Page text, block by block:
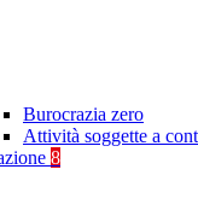
Burocrazia zero
Attività soggette a
8